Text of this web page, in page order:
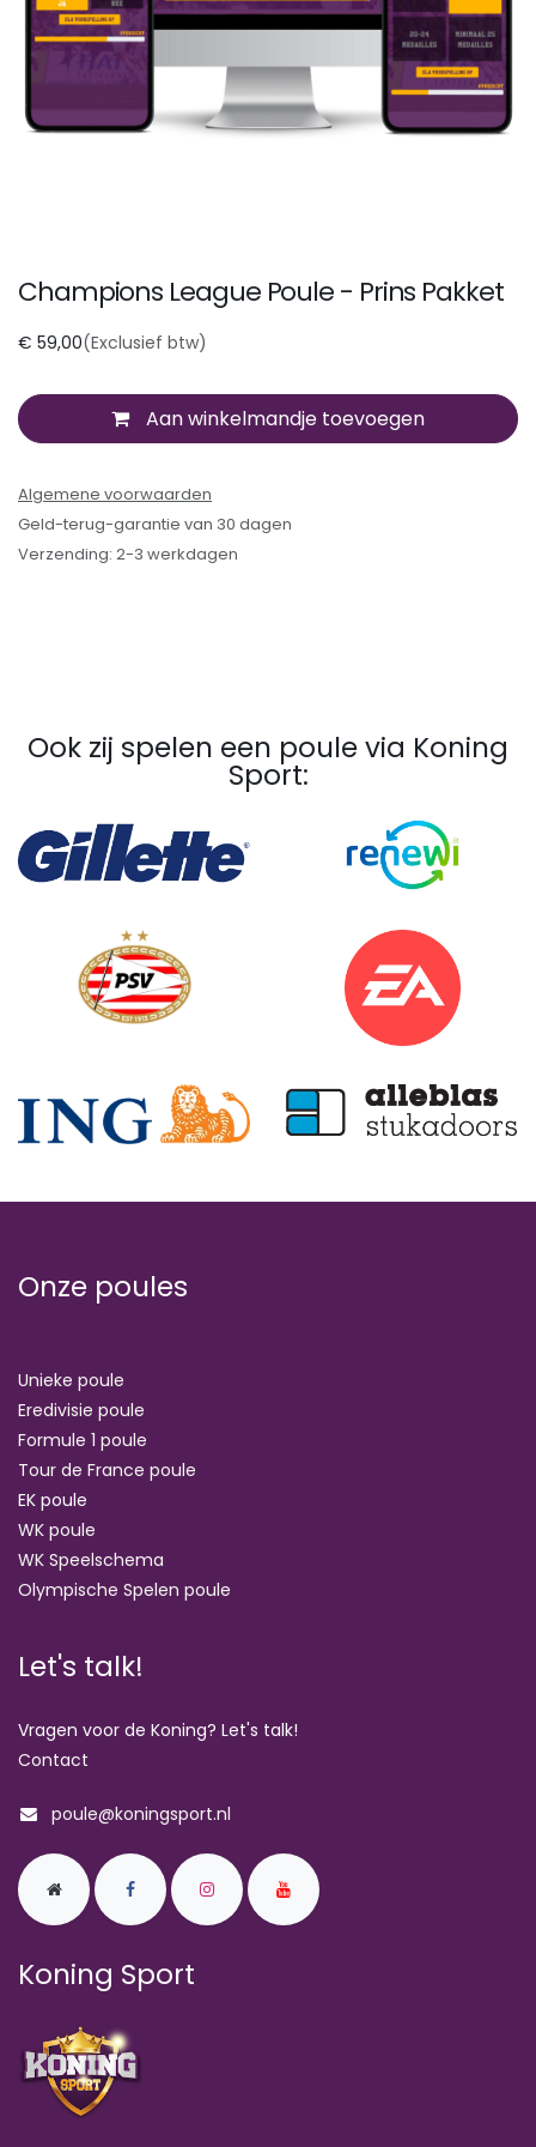
Champions League Poule - Prins Pakket
€ 59,00(Exclusief btw)
Aan winkelmandje toevoegen
Algemene voorwaarden
Geld-terug-garantie van 30 dagen
Verzending: 2-3 werkdagen
Ook zij spelen een poule via Koning
Sport:
Onze poules
Unieke poule
Eredivisie poule
Formule 1 poule
Tour de France poule
EK poule
WK poule
WK Speelschema
Olympische Spelen poule
Let's talk!
Vragen voor de Koning? Let's talk!
Contact
poule@koningsport.nl
Koning Sport